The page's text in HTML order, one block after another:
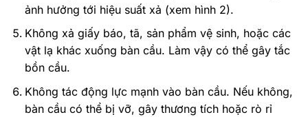
ảnh hưởng tới hiệu suất xả (xem hình 2).
Không xả giấy báo, tã, sản phẩm vệ sinh, hoặc các
vật lạ khác xuống bàn cầu. Làm vậy có thể gây tắc
bồn cầu.
Không tác động lực mạnh vào bàn cầu. Nếu không,
bàn cầu có thể bị vỡ, gây thương tích hoặc rò rỉ